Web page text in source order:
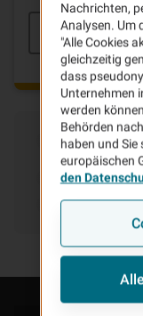
Bitte wählen
Nachrichten,
Analysen. Um
"Alle Cookies
gleichzeitig
dass
Unternehmen
werden
Behörden
haben und
europäischen
den